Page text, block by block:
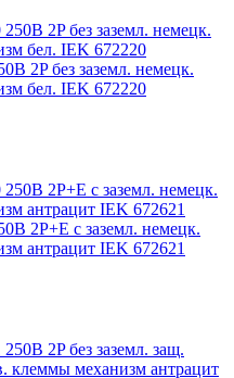
2P без заземл. немецк.
бел. IEK 672220
2P+E с заземл. немецк.
антрацит IEK 672621